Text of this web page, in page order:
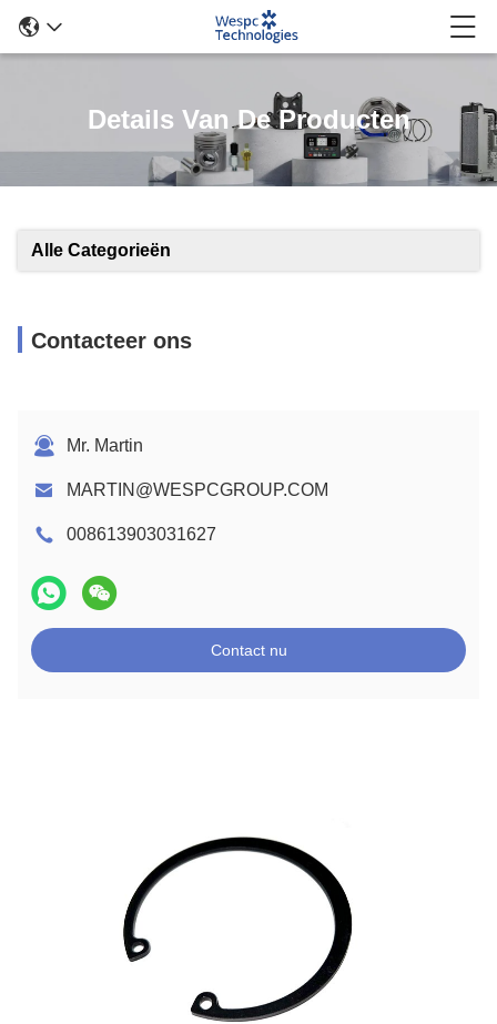
Details Van De Producten
Alle Categorieën
Contacteer ons
Mr. Martin
MARTIN@WESPCGROUP.COM
008613903031627
Contact nu